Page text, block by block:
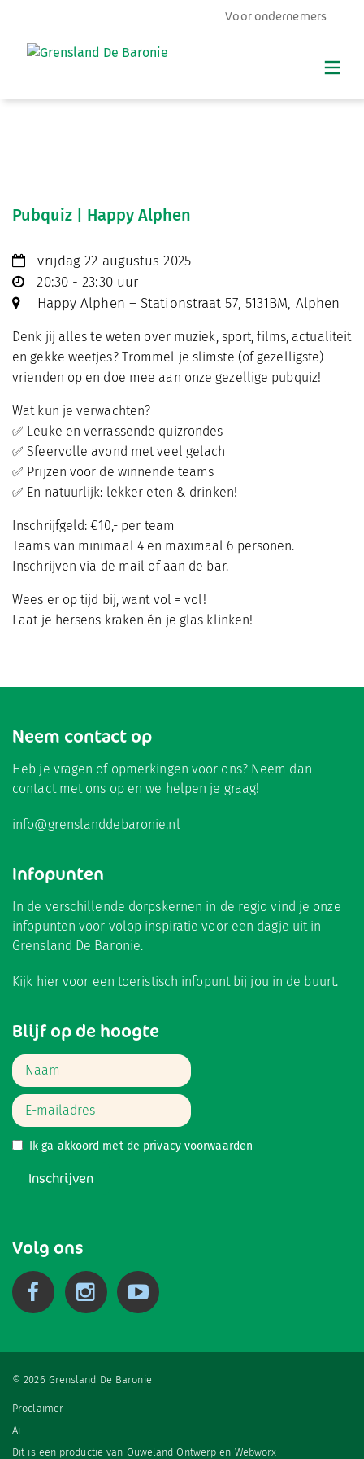
Voor ondernemers
Pubquiz | Happy Alphen
vrijdag 22 augustus 2025
20:30 - 23:30 uur
Happy Alphen – Stationstraat 57, 5131BM, Alphen
Denk jij alles te weten over muziek, sport, films, actualiteit
en gekke weetjes? Trommel je slimste (of gezelligste)
vrienden op en doe mee aan onze gezellige pubquiz!
Wat kun je verwachten?
✅ Leuke en verrassende quizrondes
✅ Sfeervolle avond met veel gelach
✅ Prijzen voor de winnende teams
✅ En natuurlijk: lekker eten & drinken!
Inschrijfgeld: €10,- per team
Teams van minimaal 4 en maximaal 6 personen.
Inschrijven via de mail of aan de bar.
Wees er op tijd bij, want vol = vol!
Laat je hersens kraken én je glas klinken!
Neem contact op
Heb je vragen of opmerkingen voor ons? Neem dan
contact met ons op en we helpen je graag!
info@grenslanddebaronie.nl
Infopunten
In de verschillende dorpskernen in de regio vind je onze
infopunten voor volop inspiratie voor een dagje uit in
Grensland De Baronie.
Kijk hiervoor een toeristisch infopunt bij jou in de buurt.
Blijf op de hoogte
Ik ga akkoord met de privacy voorwaarden
Inschrijven
Volg ons
© 2026 Grensland De Baronie
Proclaimer
Ai
Dit is een productie van Ouweland Ontwerp en Webworx